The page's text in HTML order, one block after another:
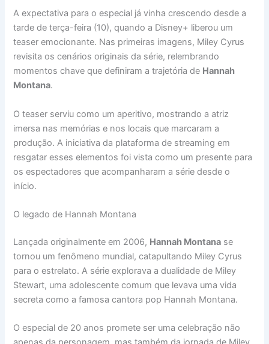
A expectativa para o especial já vinha crescendo desde a
tarde de terça-feira (10), quando a Disney+ liberou um
teaser emocionante. Nas primeiras imagens, Miley Cyrus
revisita os cenários originais da série, relembrando
momentos chave que definiram a trajetória de Hannah
Montana.
O teaser serviu como um aperitivo, mostrando a atriz
imersa nas memórias e nos locais que marcaram a
produção. A iniciativa da plataforma de streaming em
resgatar esses elementos foi vista como um presente para
os espectadores que acompanharam a série desde o
início.
O legado de Hannah Montana
Lançada originalmente em 2006, Hannah Montana se
tornou um fenômeno mundial, catapultando Miley Cyrus
para o estrelato. A série explorava a dualidade de Miley
Stewart, uma adolescente comum que levava uma vida
secreta como a famosa cantora pop Hannah Montana.
O especial de 20 anos promete ser uma celebração não